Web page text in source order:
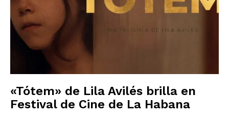
«Tótem» de Lila Avilés brilla en
Festival de Cine de La Habana